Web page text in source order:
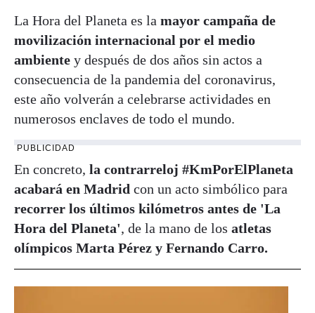
La Hora del Planeta es la mayor campaña de
movilización internacional por el medio
ambiente y después de dos años sin actos a
consecuencia de la pandemia del coronavirus,
este año volverán a celebrarse actividades en
numerosos enclaves de todo el mundo.
PUBLICIDAD
En concreto, la contrarreloj #KmPorElPlaneta
acabará en Madrid con un acto simbólico para
recorrer los últimos kilómetros antes de 'La
Hora del Planeta', de la mano de los atletas
olímpicos Marta Pérez y Fernando Carro.